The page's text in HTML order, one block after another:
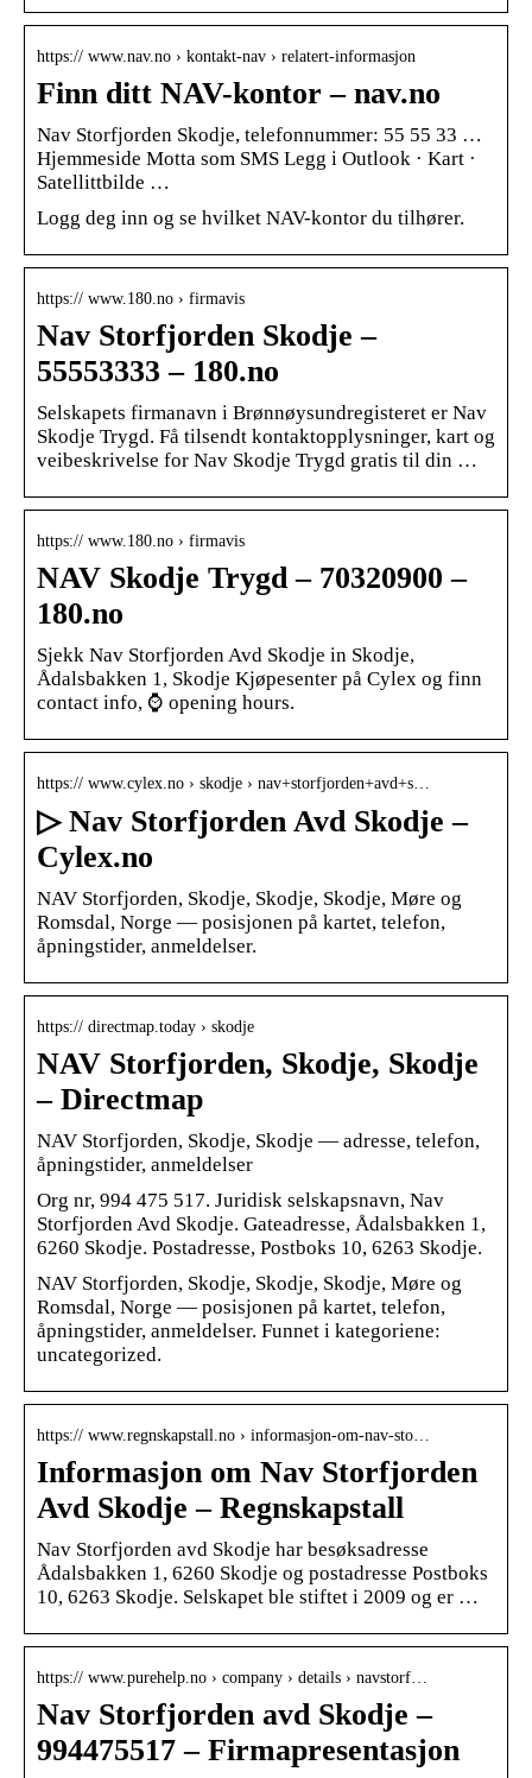
https:// www.nav.no › kontakt-nav › relatert-informasjon
Finn ditt NAV-kontor – nav.no
Nav Storfjorden Skodje, telefonnummer: 55 55 33 …
Hjemmeside Motta som SMS Legg i Outlook · Kart ·
Satellittbilde …
Logg deg inn og se hvilket NAV-kontor du tilhører.
https:// www.180.no › firmavis
Nav Storfjorden Skodje –
55553333 – 180.no
Selskapets firmanavn i Brønnøysundregisteret er Nav
Skodje Trygd. Få tilsendt kontaktopplysninger, kart og
veibeskrivelse for Nav Skodje Trygd gratis til din …
https:// www.180.no › firmavis
NAV Skodje Trygd – 70320900 –
180.no
Sjekk Nav Storfjorden Avd Skodje in Skodje,
Ådalsbakken 1, Skodje Kjøpesenter på Cylex og finn
contact info, ⌚ opening hours.
https:// www.cylex.no › skodje › nav+storfjorden+avd+s…
▷ Nav Storfjorden Avd Skodje –
Cylex.no
NAV Storfjorden, Skodje, Skodje, Skodje, Møre og
Romsdal, Norge — posisjonen på kartet, telefon,
åpningstider, anmeldelser.
https:// directmap.today › skodje
NAV Storfjorden, Skodje, Skodje
– Directmap
NAV Storfjorden, Skodje, Skodje — adresse, telefon,
åpningstider, anmeldelser
Org nr, 994 475 517. Juridisk selskapsnavn, Nav
Storfjorden Avd Skodje. Gateadresse, Ådalsbakken 1,
6260 Skodje. Postadresse, Postboks 10, 6263 Skodje.
NAV Storfjorden, Skodje, Skodje, Skodje, Møre og
Romsdal, Norge — posisjonen på kartet, telefon,
åpningstider, anmeldelser. Funnet i kategoriene:
uncategorized.
https:// www.regnskapstall.no › informasjon-om-nav-sto…
Informasjon om Nav Storfjorden
Avd Skodje – Regnskapstall
Nav Storfjorden avd Skodje har besøksadresse
Ådalsbakken 1, 6260 Skodje og postadresse Postboks
10, 6263 Skodje. Selskapet ble stiftet i 2009 og er …
https:// www.purehelp.no › company › details › navstorf…
Nav Storfjorden avd Skodje –
994475517 – Firmapresentasjon